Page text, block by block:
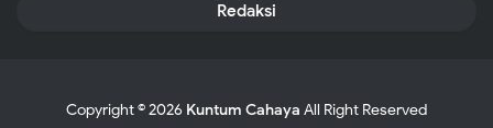
Redaksi
Copyright ©2026 Kuntum Cahaya All Right Reserved